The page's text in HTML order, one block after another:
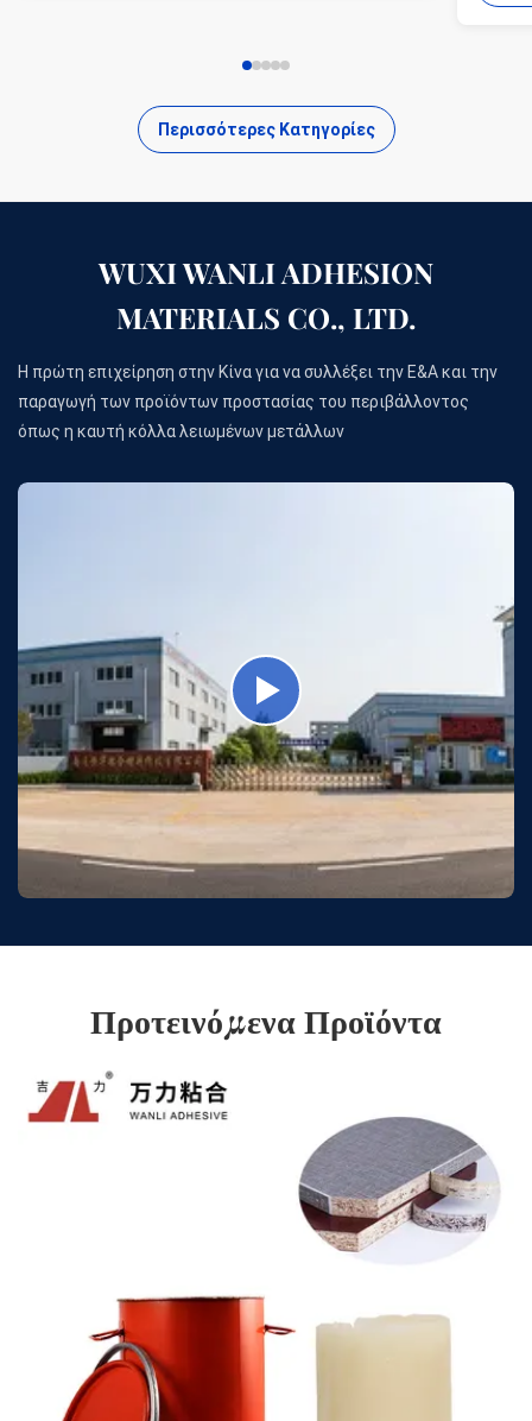
melt
Περισσότερες Κατηγορίες
WUXI WANLI ADHESION
MATERIALS CO., LTD.
Η πρώτη επιχείρηση στην Κίνα για να συλλέξει την Ε&Α και την
παραγωγή των προϊόντων προστασίας του περιβάλλοντος
όπως η καυτή κόλλα λειωμένων μετάλλων
Προτεινόμενα Προϊόντα